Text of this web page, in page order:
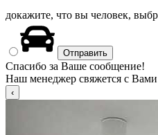
докажите, что вы человек,
Спасибо за Ваше сообщение!
Наш менеджер свяжется с